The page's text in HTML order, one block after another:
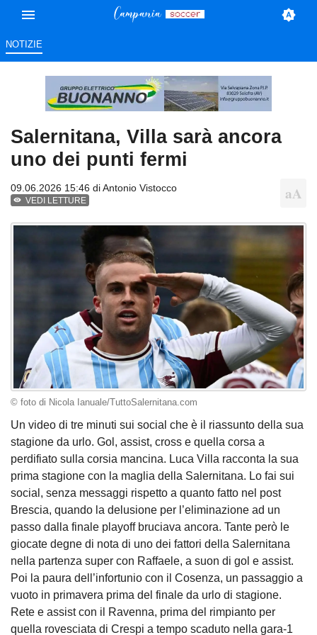
NOTIZIE
Salernitana, Villa sarà ancora
uno dei punti fermi
09.06.2026 15:46 diAntonio Vistocco
VEDI LETTURE
© foto di Nicola Ianuale/TuttoSalernitana.com
Un video di tre minuti sui social che è il riassunto della sua
stagione da urlo. Gol, assist, cross e quella corsa a
perdifiato sulla corsia mancina. Luca Villa racconta la sua
prima stagione con la maglia della Salernitana. Lo fai sui
social, senza messaggi rispetto a quanto fatto nel post
Brescia, quando la delusione per l’eliminazione ad un
passo dalla finale playoff bruciava ancora. Tante però le
giocate degne di nota di uno dei fattori della Salernitana
nella partenza super con Raffaele, a suon di gol e assist.
Poi la paura dell’infortunio con il Cosenza, un passaggio a
vuoto in primavera prima del finale da urlo di stagione.
Rete e assist con il Ravenna, prima del rimpianto per
quella rovesciata di Crespi a tempo scaduto nella gara-1